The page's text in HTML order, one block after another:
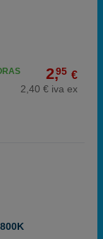
2,95 €
2,40 € iva ex